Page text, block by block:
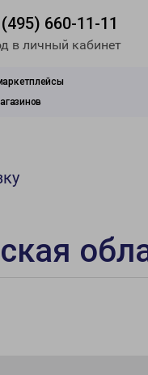
660-11-11
в личный кабинет